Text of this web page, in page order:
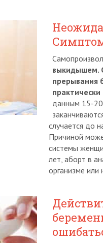
выкидышем.
прерывания
данным 15-20
случается до
Причиной
системы
лет, аборт в
организме или